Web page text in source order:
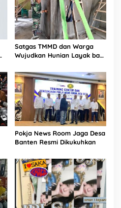
Satgas TMMD dan Warga
Wujudkan Hunian Layak bagi
Pokja News Room Jaga Desa
Banten Resmi Dikukuhkan